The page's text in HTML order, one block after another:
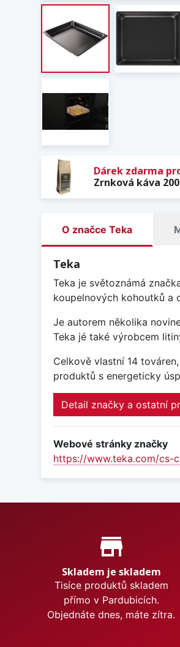
Dárek zdarma
Zrnková káva
O značce Teka
Teka
Teka je světoznámá
koupelnových kohoutků a
Je autorem několika
Teka jé také výrobcem
Celkově vlastní 14
produktů s energeticky
Detail značky a ostatní
Webové stránky značky
https://www.teka.com/cs-
Proč nakupovat u nás?
store_mall_directory
Skladem je skladem
Tisíce produktů skladem
přímo v Pardubicích.
Objednáte dnes, máte zítra.